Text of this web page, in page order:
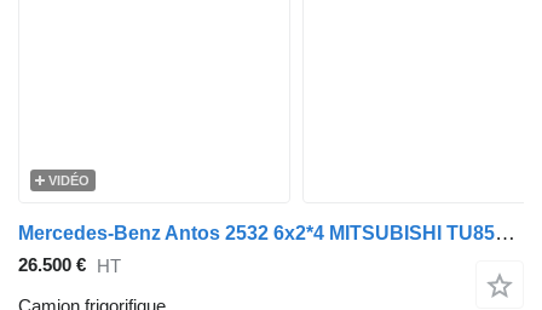
VIDÉO
Mercedes-Benz Antos 2532 6x2*4 MITSUBISHI TU85SA / BOX L=8539 mm
26.500 € HT
Camion frigorifique